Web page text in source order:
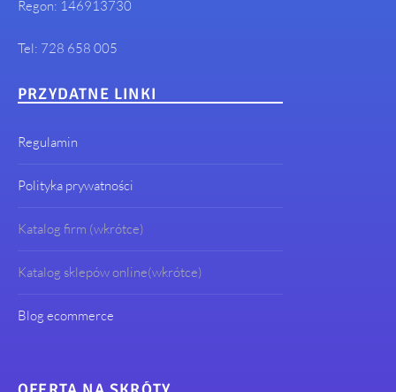
Regon: 146913730
Tel: 728 658 005
PRZYDATNE LINKI
Regulamin
Polityka prywatności
Katalog firm (wkrótce)
Katalog sklepów online(wkrótce)
Blog ecommerce